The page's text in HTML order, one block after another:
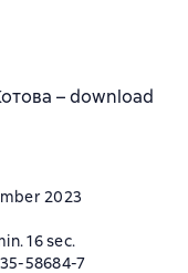
– download
2023
16 sec.
58684-7